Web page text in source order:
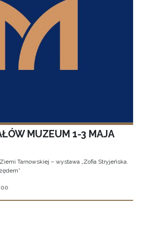
MUZEUM 1-3 MAJA
Tarnowskiej – wystawa „Zofia Stryjeńska.